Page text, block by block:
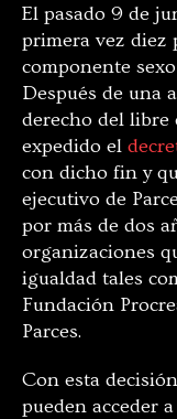
El pasado 9 de
primera vez diez
componente
Después de una
derecho del libre
expedido el
con dicho fin y
ejecutivo de
por más de dos
organizaciones
igualdad tales
Fundación
Parces.
Con esta
pueden acceder